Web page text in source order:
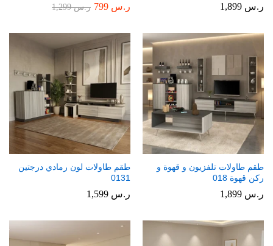
ر.س ر.س ر.س1,299
طقم طاولات تلفزيون و قهوة و
ركن قهوة 018
ر.س
طقم طاولات لون رمادي درجتين
0131
ر.س